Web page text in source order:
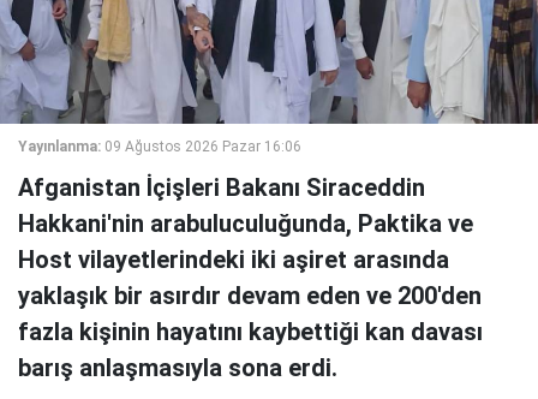
Yayınlanma: 09 Ağustos 2026 Pazar 16:06
Afganistan İçişleri Bakanı Siraceddin
Hakkani'nin arabuluculuğunda, Paktika ve
Host vilayetlerindeki iki aşiret arasında
yaklaşık bir asırdır devam eden ve 200'den
fazla kişinin hayatını kaybettiği kan davası
barış anlaşmasıyla sona erdi.